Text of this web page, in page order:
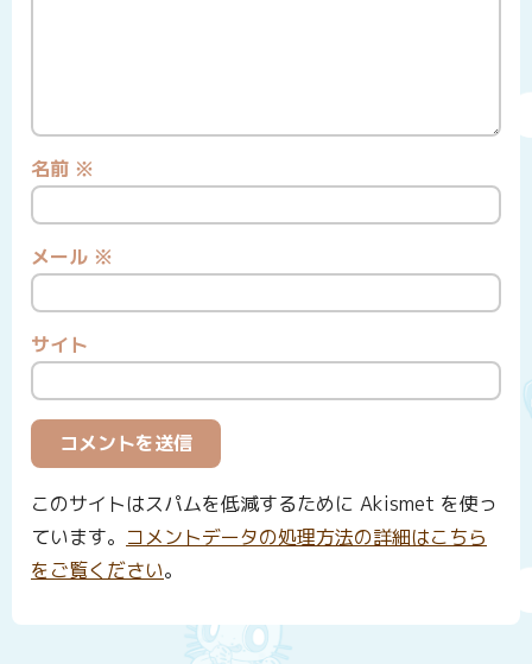
名前 ※
メール ※
サイト
このサイトはスパムを低減するために Akismet を使っ
ています。 コメントデータの処理方法の詳細はこちら
をご覧ください。